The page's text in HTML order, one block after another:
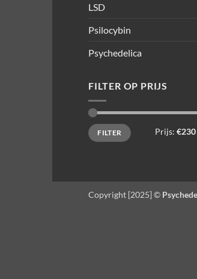
LSD
Psilocybin
Psychedelica
FILTER OP PRIJS
Min.
prijs
Max.
prijsFILTER Prijs: €230
Copyright [2025] ©